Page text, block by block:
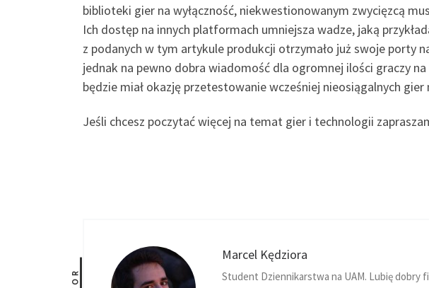
biblioteki gier na wyłączność, niekwestionowanym zwycięzcą
Ich dostęp na innych platformach umniejsza wadze, jaką
z podanych w tym artykule produkcji otrzymało już swoje porty
jednak na pewno dobra wiadomość dla ogromnej ilości graczy
będzie miał okazję przetestowanie wcześniej nieosiągalnych gier
Jeśli chcesz poczytać więcej na temat gier i technologii
Marcel Kędziora
Student Dziennikarstwa na UAM. Lubię dobry